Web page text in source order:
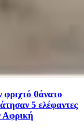
φριχτό θάνατο
5 ελέφαντες
Αφρική